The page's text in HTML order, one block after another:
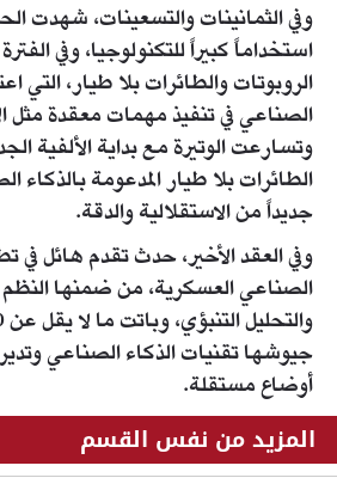
وفي الثمانينات والتسعينات، شهدت
استخداماً كبيراً للتكنولوجيا، وفي
الروبوتات والطائرات بلا طيار، التي
الصناعي في تنفيذ مهمات معقدة مثل
وتسارعت الوتيرة مع بداية الألفية
الطائرات بلا طيار المدعومة
جديداً من الاستقلالية والدقة.
وفي العقد الأخير، حدث تقدم هائل في
الصناعي العسكرية، من ضمنها النظم
جيوشها تقنيات الذكاء الصناعي
أوضاع مستقلة.
المزيد من نفس القسم